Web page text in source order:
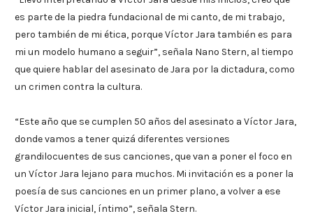
es parte de la piedra fundacional de mi canto, de mi trabajo,
pero también de mi ética, porque Víctor Jara también es para
mi un modelo humano a seguir”, señala Nano Stern, al tiempo
que quiere hablar del asesinato de Jara por la dictadura, como
un crimen contra la cultura.
“Este año que se cumplen 50 años del asesinato a Víctor Jara,
donde vamos a tener quizá diferentes versiones
grandilocuentes de sus canciones, que van a poner el foco en
un Víctor Jara lejano para muchos. Mi invitación es a poner la
poesía de sus canciones en un primer plano, a volver a ese
Víctor Jara inicial, íntimo”, señala Stern.